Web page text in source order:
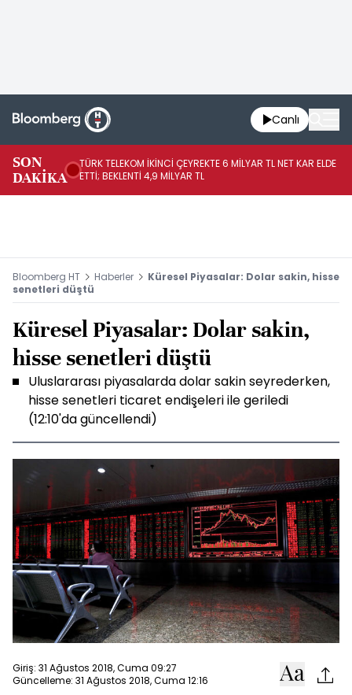
Canlı
SON
DAKİKA
TÜRK TELEKOM İKİNCİ ÇEYREKTE 6 MİLYAR TL NET KAR ELDE
ETTİ; BEKLENTİ 4,9 MİLYAR TL
Bloomberg HT Haberler
Küresel Piyasalar: Dolar sakin, hisse
senetleri düştü
Küresel Piyasalar: Dolar sakin,
hisse senetleri düştü
Uluslararası piyasalarda dolar sakin seyrederken,
hisse senetleri ticaret endişeleri ile geriledi
(12:10'da güncellendi)
Giriş: 31 Ağustos 2018, Cuma 09:27
Güncelleme: 31 Ağustos 2018, Cuma 12:16